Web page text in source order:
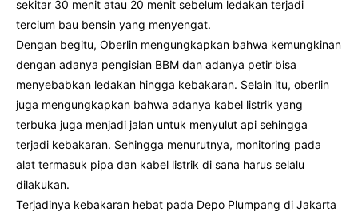
sekitar 30 menit atau 20 menit sebelum ledakan terjadi
tercium bau bensin yang menyengat.
Dengan begitu, Oberlin mengungkapkan bahwa kemungkinan
dengan adanya pengisian BBM dan adanya petir bisa
menyebabkan ledakan hingga kebakaran. Selain itu, oberlin
juga mengungkapkan bahwa adanya kabel listrik yang
terbuka juga menjadi jalan untuk menyulut api sehingga
terjadi kebakaran. Sehingga menurutnya, monitoring pada
alat termasuk pipa dan kabel listrik di sana harus selalu
dilakukan.
Terjadinya kebakaran hebat pada Depo Plumpang di Jakarta